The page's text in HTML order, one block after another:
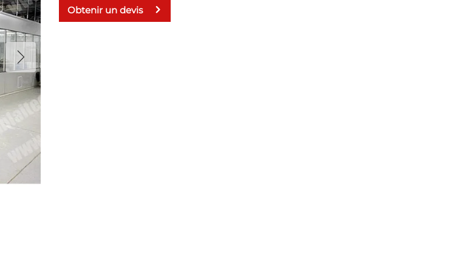
Obtenir un devis